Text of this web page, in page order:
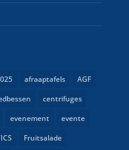
afraaptafels
AGF
centrifuges
evenement
evente
Fruitsalade